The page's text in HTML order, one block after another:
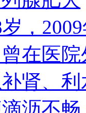
，
在医
肾、
沥不